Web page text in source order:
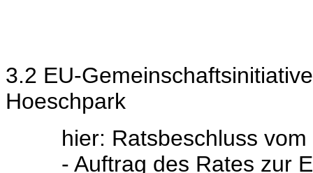
3.2 EU-
Hoeschpark
hier: Ratsbeschluss
- Auftrag des Rates zur